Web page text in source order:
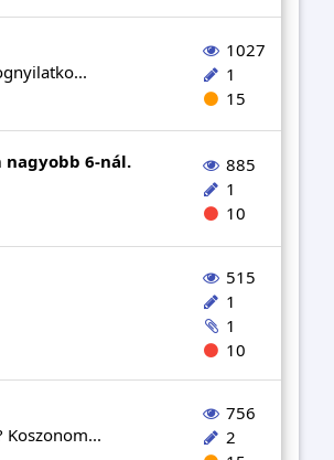
1027
1
15
nagyobb 6-nál.
885
1
10
515
1
1
10
Koszonom...
756
2